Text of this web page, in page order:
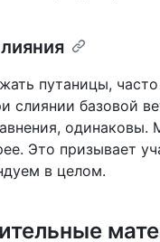
путаницы,
слиянии базовой
одинаковы.
Это призывает
в целом.